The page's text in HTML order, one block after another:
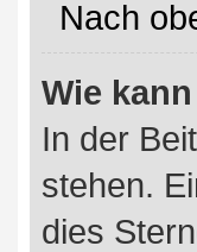
Nach
Wie
In der
stehen.
dies